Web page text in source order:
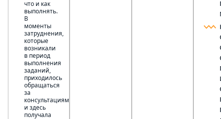
что и как
выполнять.
В
моменты
затруднения,
которые
возникали
в период
выполнения
заданий,
приходилось
обращаться
за
консультациями,
и здесь
получала